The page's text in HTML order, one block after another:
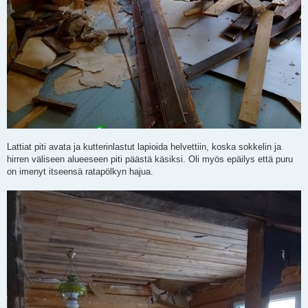
Lattiat piti avata ja kutterinlastut lapioida helvettiin, koska sokkelin ja
hirren väliseen alueeseen piti päästä käsiksi. Oli myös epäilys että puru
on imenyt itseensä ratapölkyn hajua.